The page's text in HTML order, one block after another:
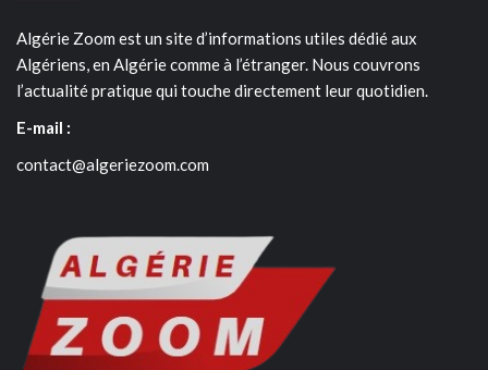
Algérie Zoom est un site d’informations utiles dédié aux
Algériens, en Algérie comme à l’étranger. Nous couvrons
l’actualité pratique qui touche directement leur quotidien.
E-mail :
contact@algeriezoom.com